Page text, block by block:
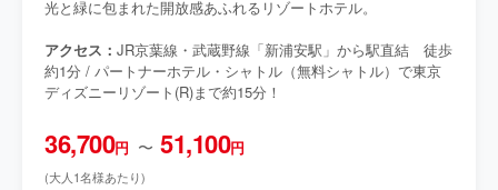
光と緑に包まれた開放感あふれるリゾートホテル。
アクセス： JR京葉線・武蔵野線「新浦安駅」から駅直結 徒歩
約1分 / パートナーホテル・シャトル（無料シャトル）で東京
ディズニーリゾート(R)まで約15分！
36,700円 〜 51,100円
(大人1名様あたり)